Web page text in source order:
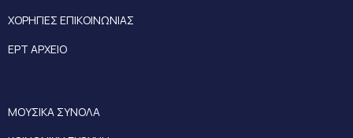
ΧΟΡΗΓΙΕΣ ΕΠΙΚΟΙΝΩΝΙΑΣ
ΕΡΤ ΑΡΧΕΙΟ
ΜΟΥΣΙΚΑ ΣΥΝΟΛΑ